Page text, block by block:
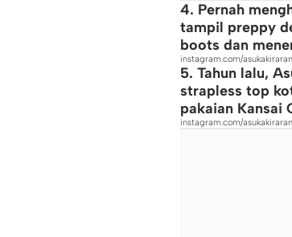
4. Pernah
tampil preppy
boots dan
instagram.com/asukakiraran
5. Tahun lalu,
strapless top
pakaian Kansai
instagram.com/asukakiraran